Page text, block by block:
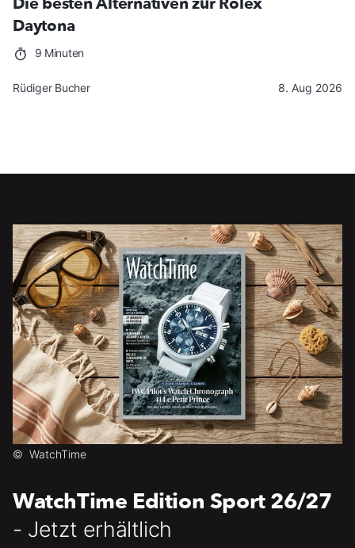
Daytona
9 Minuten
Rüdiger Bucher 8. Aug 2026
© WatchTime
WatchTime Edition Sport 26/27
- Jetzt erhältlich